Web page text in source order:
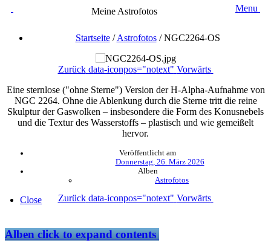
Meine Astrofotos Menu
Startseite/Astrofotos/NGC2264-OS
Zurück data-iconpos="notext" Vorwärts
Eine sternlose ("ohne Sterne") Version der H-Alpha-Aufnahme von
NGC 2264. Ohne die Ablenkung durch die Sterne tritt die reine
Skulptur der Gaswolken – insbesondere die Form des Konusnebels
und die Textur des Wasserstoffs – plastisch und wie gemeißelt
hervor.
Veröffentlicht am
Donnerstag, 26. März 2026
Alben
Astrofotos
Zurück data-iconpos="notext" Vorwärts
Close
Albenclick to expand contents